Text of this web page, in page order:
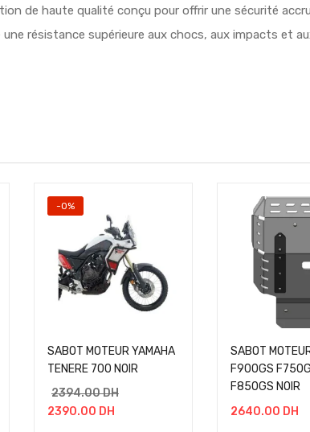
de haute qualité conçu pour offrir une sécurité
résistance supérieure aux chocs, aux impacts et
-0%
SABOT MOTEUR YAMAHA
TENERE 700 NOIR
2394.00DH
2390.00 DH
SABOT
F900GS
F850GS NOIR
2640.00 DH